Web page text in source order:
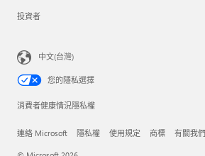
投資者
中文(台灣)
您的隱私選擇
消費者健康情況隱私權
連絡 Microsoft 隱私權 使用規定 商標 有關我